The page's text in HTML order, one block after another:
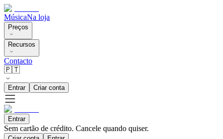
MúsicaNa loja
Preços
Recursos
Contacto
🇵🇹
Entrar Criar conta
Entrar
Sem cartão de crédito. Cancele quando quiser.